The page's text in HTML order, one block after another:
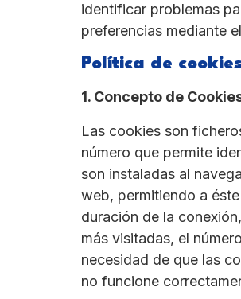
identificar problemas
preferencias mediante
Política de cookies
1. Concepto de
Las cookies son
número que permite
son instaladas al
web, permitiendo a
duración de la
más visitadas, el
necesidad de que las
no funcione